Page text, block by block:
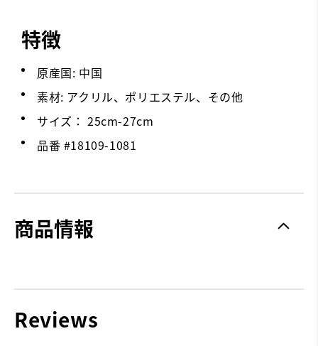
特徴
原産国: 中国
素材: アクリル、ポリエステル、その他
サイズ： 25cm-27cm
品番 #18109-1081
商品情報
Reviews